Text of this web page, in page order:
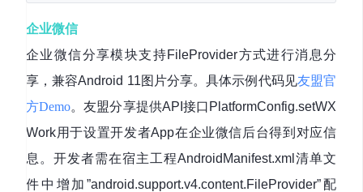
企业微信
企业微信分享模块支持FileProvider方式进行消息分
享，兼容Android 11图片分享。具体示例代码见友盟官
方Demo。友盟分享提供API接口PlatformConfig.setWX
Work用于设置开发者App在企业微信后台得到对应信
息。开发者需在宿主工程AndroidManifest.xml清单文
件中增加”android.support.v4.content.FileProvider”配